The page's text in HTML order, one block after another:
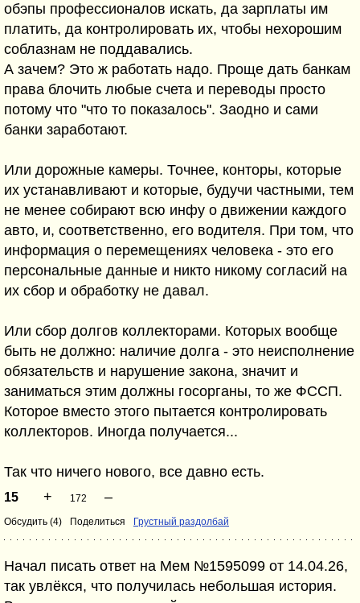
обэпы профессионалов искать, да зарплаты им
платить, да контролировать их, чтобы нехорошим
соблазнам не поддавались.
А зачем? Это ж работать надо. Проще дать банкам
права блочить любые счета и переводы просто
потому что "что то показалось". Заодно и сами
банки заработают.
Или дорожные камеры. Точнее, конторы, которые
их устанавливают и которые, будучи частными, тем
не менее собирают всю инфу о движении каждого
авто, и, соответственно, его водителя. При том, что
информация о перемещениях человека - это его
персональные данные и никто никому согласий на
их сбор и обработку не давал.
Или сбор долгов коллекторами. Которых вообще
быть не должно: наличие долга - это неисполнение
обязательств и нарушение закона, значит и
заниматься этим должны госорганы, то же ФССП.
Которое вместо этого пытается контролировать
коллекторов. Иногда получается...
Так что ничего нового, все давно есть.
15 + 172 –
Обсудить (4) Поделиться Грустный раздолбай
Начал писать ответ на Мем №1595099 от 14.04.26,
так увлёкся, что получилась небольшая история.